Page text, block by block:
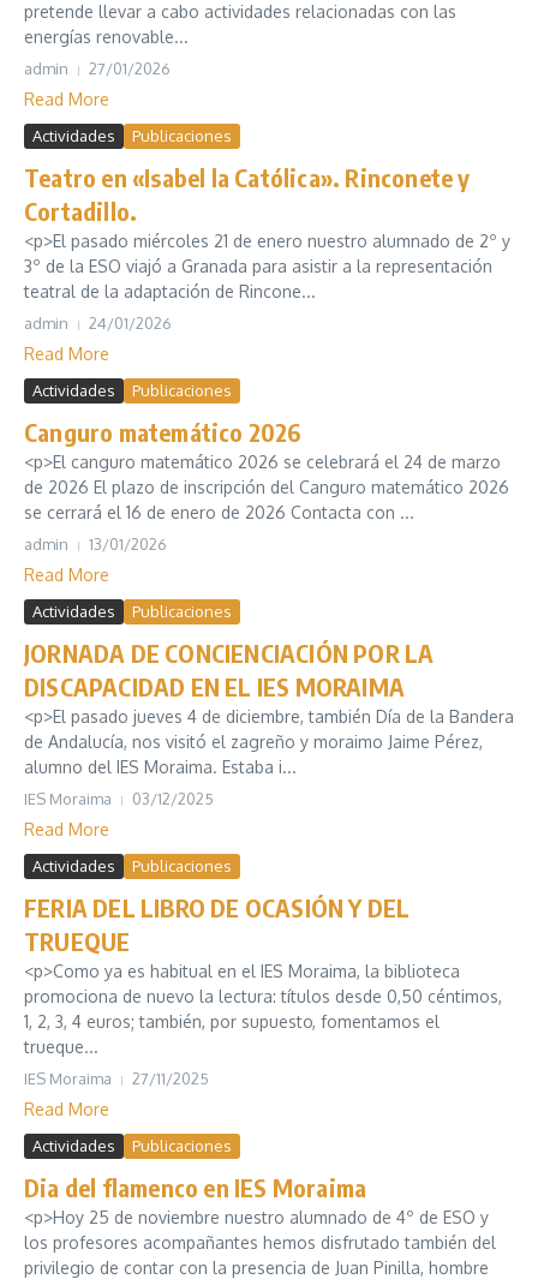
pretende llevar a cabo actividades relacionadas con las
energías renovable...
admin 27/01/2026
Read More
Actividades Publicaciones
Teatro en «Isabel la Católica». Rinconete y
Cortadillo.
<p>El pasado miércoles 21 de enero nuestro alumnado de 2º y
3º de la ESO viajó a Granada para asistir a la representación
teatral de la adaptación de Rincone...
admin 24/01/2026
Read More
Actividades Publicaciones
Canguro matemático 2026
<p>El canguro matemático 2026 se celebrará el 24 de marzo
de 2026 El plazo de inscripción del Canguro matemático 2026
se cerrará el 16 de enero de 2026 Contacta con ...
admin 13/01/2026
Read More
Actividades Publicaciones
JORNADA DE CONCIENCIACIÓN POR LA
DISCAPACIDAD EN EL IES MORAIMA
<p>El pasado jueves 4 de diciembre, también Día de la Bandera
de Andalucía, nos visitó el zagreño y moraimo Jaime Pérez,
alumno del IES Moraima. Estaba i...
IES Moraima 03/12/2025
Read More
Actividades Publicaciones
FERIA DEL LIBRO DE OCASIÓN Y DEL
TRUEQUE
<p>Como ya es habitual en el IES Moraima, la biblioteca
promociona de nuevo la lectura: títulos desde 0,50 céntimos,
1, 2, 3, 4 euros; también, por supuesto, fomentamos el
trueque...
IES Moraima 27/11/2025
Read More
Actividades Publicaciones
Dia del flamenco en IES Moraima
<p>Hoy 25 de noviembre nuestro alumnado de 4º de ESO y
los profesores acompañantes hemos disfrutado también del
privilegio de contar con la presencia de Juan Pinilla, hombre